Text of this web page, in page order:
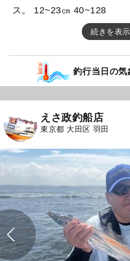
ス。 12~23㎝ 40~128
続きを表示
釣行当日の気
えさ政釣船店
東京都 大田区 羽田